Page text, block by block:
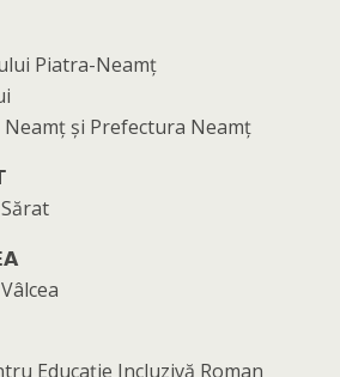
Piatra-Neamț
Neamț și Prefectura Neamț
Educație Incluzivă Roman